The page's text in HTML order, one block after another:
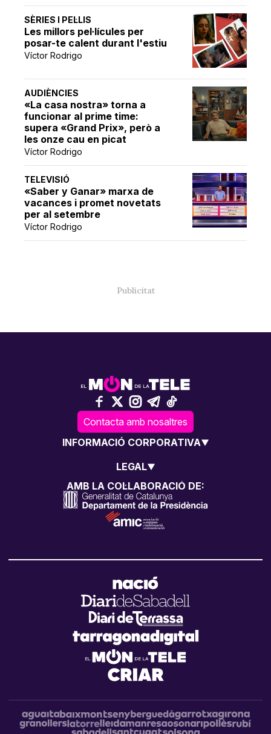
SÈRIES I PEL·LIS
Les millors pel·lícules per
posar-te calent durant l'estiu
Víctor Rodrigo
AUDIÈNCIES
«La casa nostra» torna a
funcionar al prime time:
supera «Grand Prix», però a
les onze cau en picat
Víctor Rodrigo
TELEVISIÓ
«Saber y Ganar» marxa de
vacances i promet novetats
per al setembre
Víctor Rodrigo
Contacta amb nosaltres
INFORMACIÓ CORPORATIVA
LEGAL
AMB LA COL·LABORACIÓ DE: